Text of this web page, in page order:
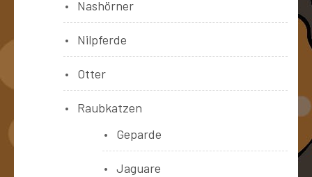
Nashörner
Nilpferde
Otter
Raubkatzen
Geparde
Jaguare